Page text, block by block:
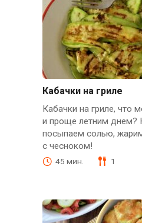
Кабачки на гриле
Кабачки на гриле, что
и проще летним днем?
посыпаем солью,
с чесноком!
45 мин. 1